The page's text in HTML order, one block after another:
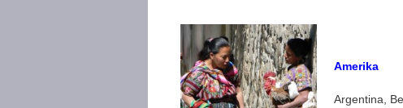
Amerika
Argentina,